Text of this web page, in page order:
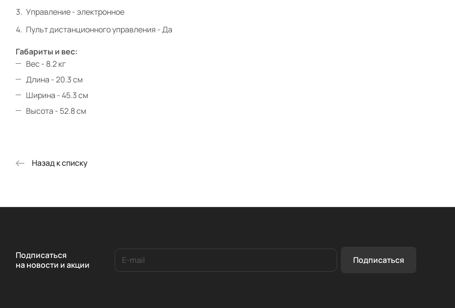
Управление - электронное
Пульт дистанционного управления - Да
Габариты и вес:
Вес - 8.2 кг
Длина - 20.3 см
Ширина - 45.3 см
Высота - 52.8 см
Назад к списку
Подписаться
на новости и акции
Подписаться